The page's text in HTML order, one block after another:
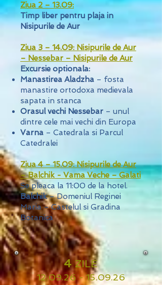
Ziua 2 – 13.09:
Timp liber pentru plaja in
Nisipurile de Aur
Ziua 3 – 14.09: Nisipurile de Aur
– Nessebar – Nisipurile de Aur
Excursie optionala:
Manastirea Aladzha – fosta
manastire ortodoxa medievala
sapata in stanca
Orasul vechi Nessebar – unul
dintre cele mai vechi din Europa
Varna – Catedrala si Parcul
Catedralei
Ziua 4 – 15.09: Nisipurile de Aur
– Balchik - Vama Veche – Galati
​Se pleaca la 11:00 de la hotel.
Balchik– Domeniul Reginei
Maria – Castelul si Gradina
Botanica
4 ZILE
12.09.26 - 15.09.26